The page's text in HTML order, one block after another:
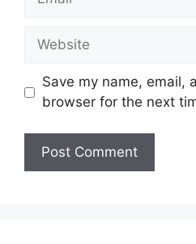
Website
Save my name, email,
browser for the next